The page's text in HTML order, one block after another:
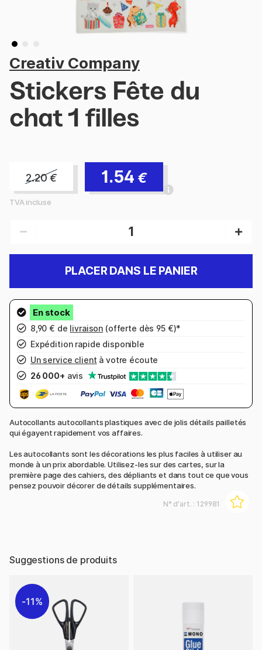
Creativ Company
Stickers Fête du
chat 1 filles
2.20€ 1.54 €
TVA incluse
PLACER DANS LE PANIER
8,90 € de livraison (offerte dès 95 €)*
Expédition rapide disponible
Un service client à votre écoute
26 000+ avis
Autocollants autocollants plastiques avec de jolis détails pailletés
qui égayent rapidement vos affaires.
Les autocollants sont les décorations les plus faciles à utiliser au
monde à un prix abordable. Utilisez-les sur des cartes, sur la
première page des cahiers, des dépliants et dans tout ce que vous
pensez pouvoir décorer de détails supplémentaires.
N° d'art. : 129981
Suggestions de produits
11%